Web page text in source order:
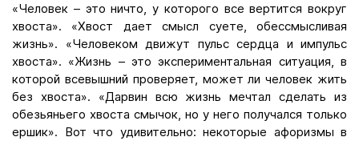
«Человек – это ничто, у которого все вертится вокруг
хвоста». «Хвост дает смысл суете, обессмысливая
жизнь». «Человеком движут пульс сердца и импульс
хвоста». «Жизнь – это экспериментальная ситуация, в
которой всевышний проверяет, может ли человек жить
без хвоста». «Дарвин всю жизнь мечтал сделать из
обезьяньего хвоста смычок, но у него получался только
ершик». Вот что удивительно: некоторые афоризмы в